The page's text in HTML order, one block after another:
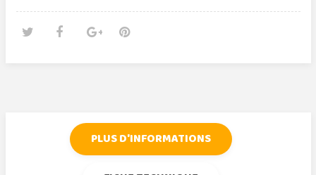
PLUS D'INFORMATIONS